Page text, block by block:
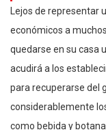
Lejos de representar
económicos a
quedarse en su casa
acudirá a los
para recuperarse del
considerablemente
como bebida y